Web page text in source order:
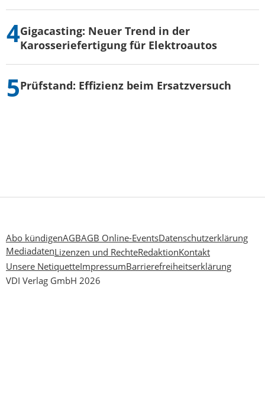
Gigacasting: Neuer Trend in der
Karosseriefertigung für Elektroautos
Prüfstand: Effizienz beim Ersatzversuch
Abo kündigenAGBAGB Online-EventsDatenschutzerklärung
MediadatenLizenzen und RechteRedaktionKontakt
Unsere NetiquetteImpressumBarrierefreiheitserklärung
VDI Verlag GmbH 2026